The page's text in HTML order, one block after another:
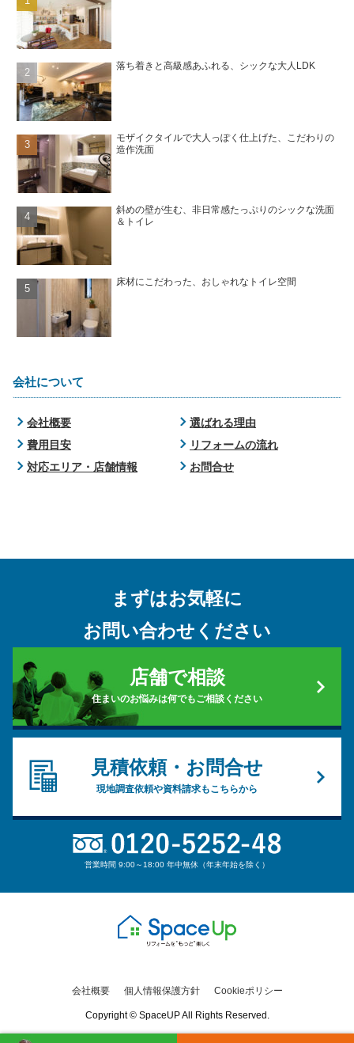
落ち着きと高級感あふれる、シックな大人LDK
モザイクタイルで大人っぽく仕上げた、こだわりの
造作洗面
斜めの壁が生む、非日常感たっぷりのシックな洗面
＆トイレ
床材にこだわった、おしゃれなトイレ空間
会社について
会社概要
選ばれる理由
費用目安
リフォームの流れ
対応エリア・店舗情報
お問合せ
まずはお気軽に
お問い合わせください
店舗で相談
住まいのお悩みは何でもご相談ください
見積依頼・お問合せ
現地調査依頼や資料請求もこちらから
営業時間 9:00～18:00 年中無休（年末年始を除く）
会社概要 個人情報保護方針 Cookieポリシー
Copyright © SpaceUP All Rights Reserved.